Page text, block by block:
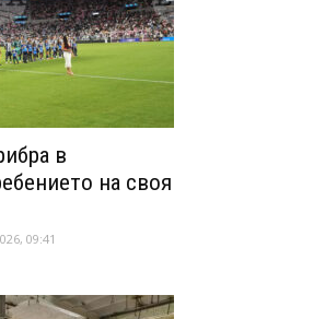
в
на своя
09:41